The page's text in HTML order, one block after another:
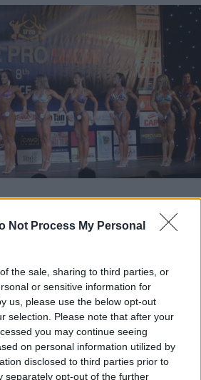
Not Process My Personal
the sale, sharing to third parties, or
or sensitive information for
us, please use the below opt-out
selection. Please note that after your
you may continue seeing
on personal information utilized by
disclosed to third parties prior to
separately opt-out of the further